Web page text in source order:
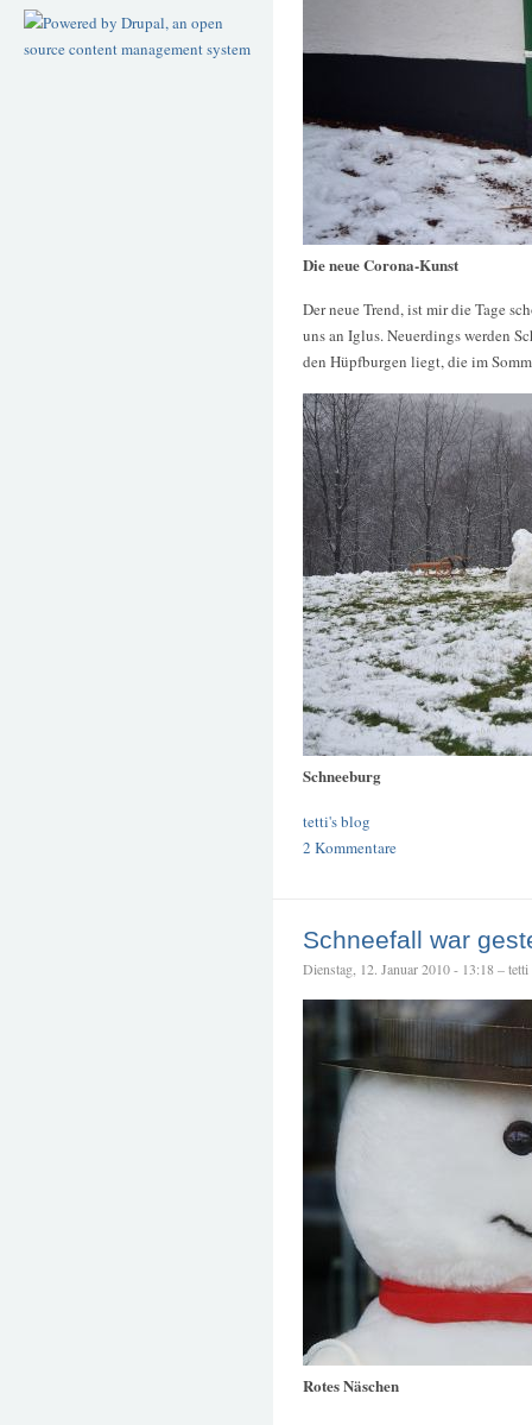
Die neue Corona-Kunst
Der neue Trend, ist mir die Tage
uns an Iglus. Neuerdings werden
den Hüpfburgen liegt, die im
Schneeburg
tetti's blog
2 Kommentare
Schneefall war
Dienstag, 12. Januar 2010 - 13:18 – tetti
Rotes Näschen